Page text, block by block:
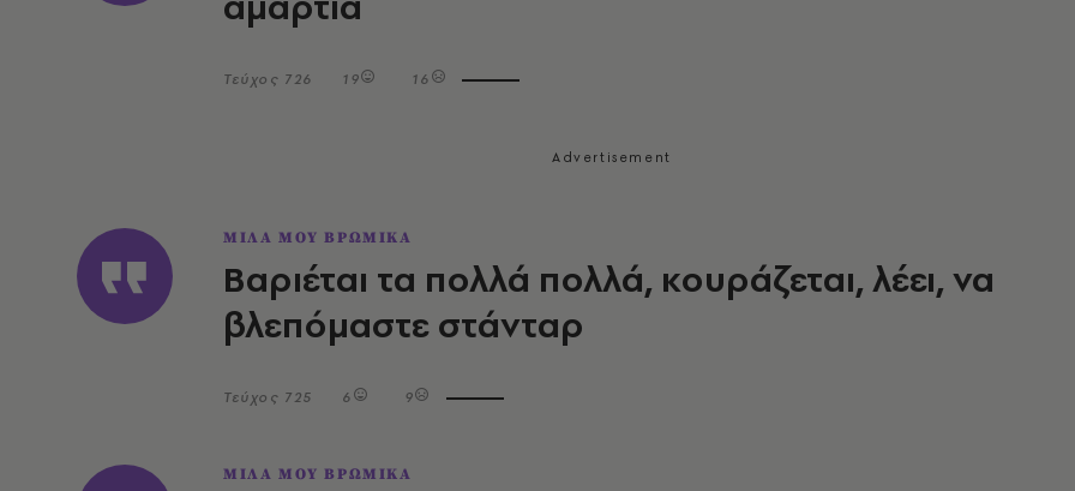
Τεύχος 726 19 16
ΜΙΛΑ ΜΟΥ ΒΡΩΜΙΚΑ
Βαριέται τα πολλά πολλά, κουράζεται, λέει, να
βλεπόμαστε στάνταρ
Τεύχος 725 6 9
ΜΙΛΑ ΜΟΥ ΒΡΩΜΙΚΑ